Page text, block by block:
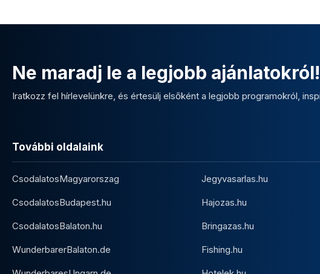
Ne maradj le a legjobb ajánlatokról!
Iratkozz fel hírlevelünkre, és értesülj elsőként a legjobb programokról,
További oldalaink
CsodalatosMagyarorszag
CsodalatosBudapest.hu
CsodalatosBalaton.hu
WunderbarerBalaton.de
Jegyvasarlas.hu
Hajozas.hu
Bringazas.hu
Fishing.hu